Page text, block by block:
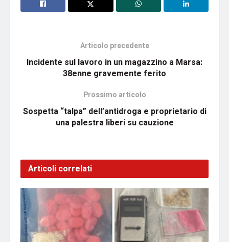
Articolo precedente
Incidente sul lavoro in un magazzino a Marsa:
38enne gravemente ferito
Prossimo articolo
Sospetta “talpa” dell’antidroga e proprietario di
una palestra liberi su cauzione
Articoli correlati